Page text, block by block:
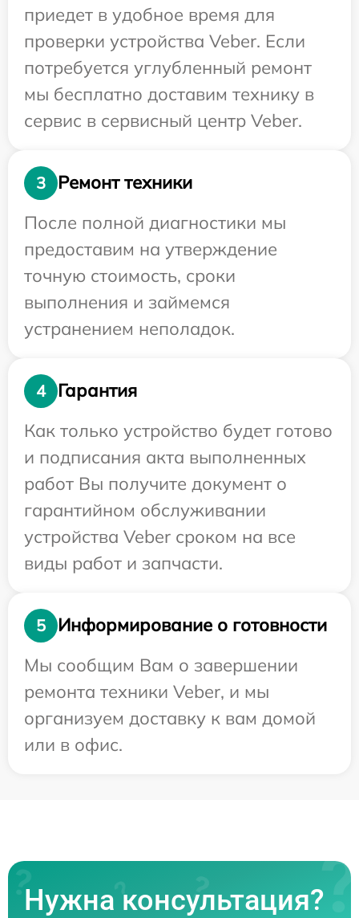
приедет в удобное время для
проверки устройства Veber. Если
потребуется углубленный ремонт
мы бесплатно доставим технику в
сервис в сервисный центр Veber.
3
Ремонт техники
После полной диагностики мы
предоставим на утверждение
точную стоимость, сроки
выполнения и займемся
устранением неполадок.
4
Гарантия
Как только устройство будет готово
и подписания акта выполненных
работ Вы получите документ о
гарантийном обслуживании
устройства Veber сроком на все
виды работ и запчасти.
5
Информирование о готовности
Мы сообщим Вам о завершении
ремонта техники Veber, и мы
организуем доставку к вам домой
или в офис.
Нужна консультация?